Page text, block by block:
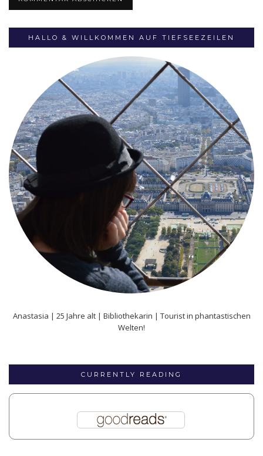
HALLO & WILLKOMMEN AUF TIEFSEEZEILEN
Anastasia | 25 Jahre alt | Bibliothekarin | Tourist in phantastischen
Welten!
CURRENTLY READING